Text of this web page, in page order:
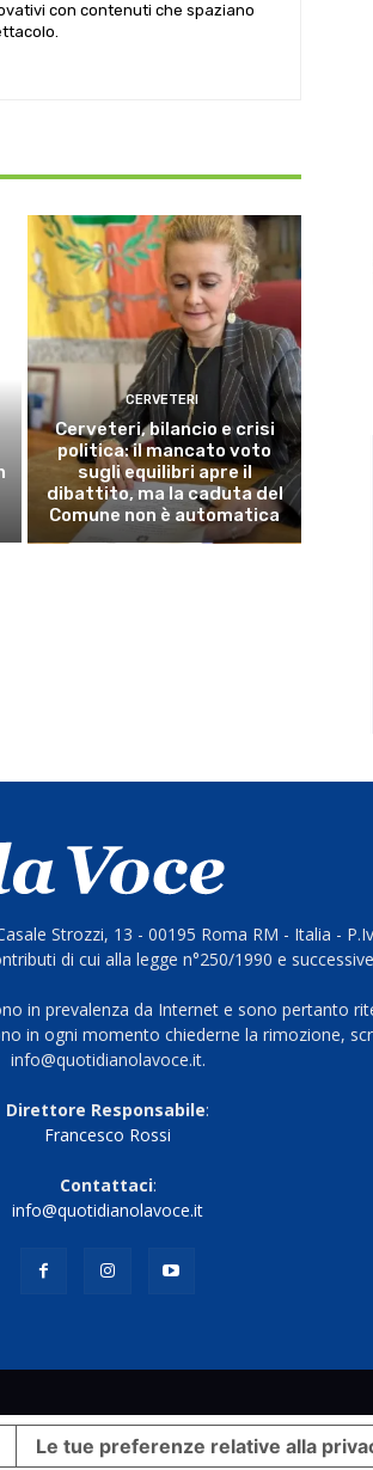
con contenuti che spaziano
CERVETERI
Cerveteri, bilancio e crisi
politica: il mancato voto
sugli equilibri apre il
dibattito, ma la caduta del
Comune non è automatica
Strozzi, 13 - 00195 Roma RM - Italia -
di cui alla legge n°250/1990 e
in prevalenza da Internet e sono pertanto
in ogni momento chiederne la rimozione,
info@quotidianolavoce.it.
Direttore Responsabile:
Francesco Rossi
Contattaci:
info@quotidianolavoce.it
Le tue preferenze relative alla